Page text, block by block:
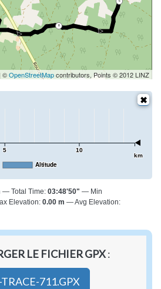
8
©OpenStreetMapcontributors, Points © 2012 LINZ
5 10
km
Altitude
Total Time: 03:48'50"
Min
Elevation: 0.00 m
Avg Elevation:
LE FICHIER GPX:
TRACE-711.GPX